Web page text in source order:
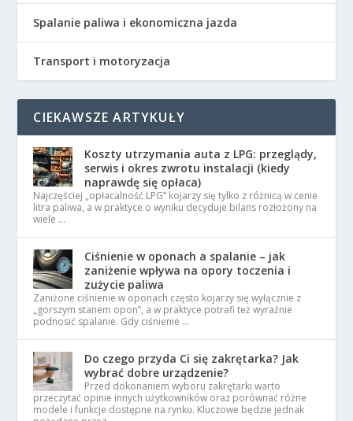
Spalanie paliwa i ekonomiczna jazda
Transport i motoryzacja
CIEKAWSZE ARTYKUŁY
Koszty utrzymania auta z LPG: przeglądy,
serwis i okres zwrotu instalacji (kiedy
naprawdę się opłaca)
Najczęściej „opłacalność LPG” kojarzy się tylko z różnicą w cenie
litra paliwa, a w praktyce o wyniku decyduje bilans rozłożony na
wiele …
Ciśnienie w oponach a spalanie – jak
zaniżenie wpływa na opory toczenia i
zużycie paliwa
Zaniżone ciśnienie w oponach często kojarzy się wyłącznie z
„gorszym stanem opon”, a w praktyce potrafi też wyraźnie
podnosić spalanie. Gdy ciśnienie …
Do czego przyda Ci się zakrętarka? Jak
wybrać dobre urządzenie?
Przed dokonaniem wyboru zakrętarki warto
przeczytać opinie innych użytkowników oraz porównać różne
modele i funkcje dostępne na rynku. Kluczowe będzie jednak